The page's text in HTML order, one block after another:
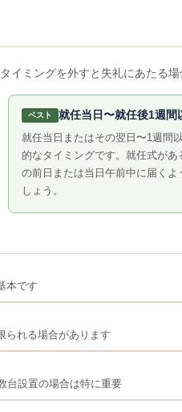
イミングを外すと失礼にあたる
ベスト 就任当日〜就任後1週間
就任当日またはその翌日〜1週間
的なタイミングです。就任式があ
の前日または当日午前中に届くよ
しょう。
本です
られる場合があります
台設置の場合は特に重要